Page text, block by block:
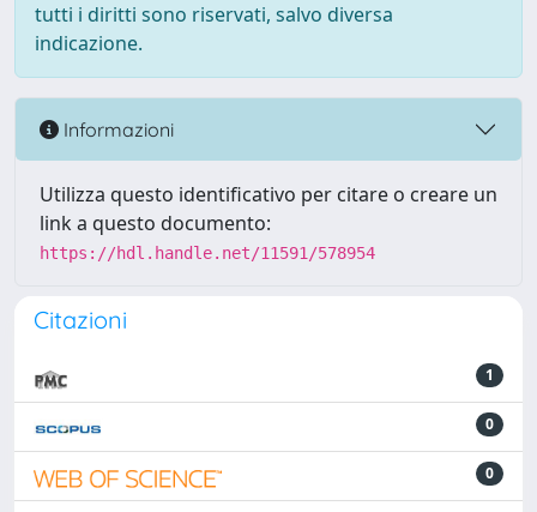
tutti i diritti sono riservati, salvo diversa
indicazione.
Informazioni
Utilizza questo identificativo per citare o creare un
link a questo documento:
https://hdl.handle.net/11591/578954
Citazioni
1
0
0